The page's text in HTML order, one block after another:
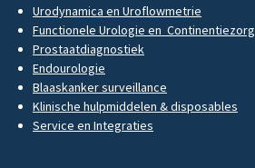
Urodynamica en Uroflowmetrie
Functionele Urologie en Continentiezorg
Prostaatdiagnostiek
Endourologie
Blaaskanker surveillance
Klinische hulpmiddelen & disposables
Service en Integraties